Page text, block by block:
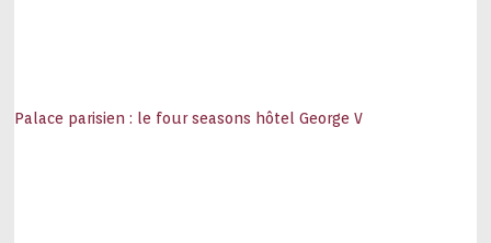
Palace parisien : le four seasons hôtel George V